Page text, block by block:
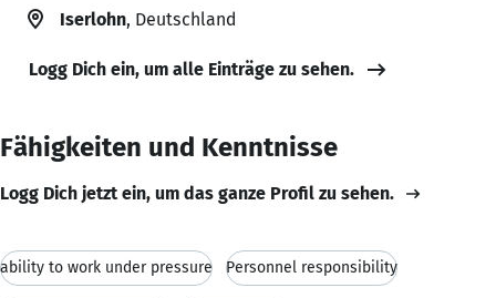
Iserlohn, Deutschland
Logg Dich ein, um alle Einträge zu sehen.
Fähigkeiten und Kenntnisse
Logg Dich jetzt ein, um das ganze Profil zu sehen.
ability to work under pressure Personnel responsibility